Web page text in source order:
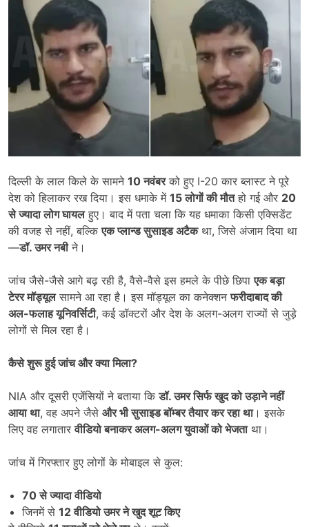
दिल्ली के लाल किले के सामने 10नवंबरको हुए I-20 कार ब्लास्ट ने पूरे
देश को हिलाकर रख दिया। इस धमाके में 15लोगों की मौतहो गई और 20
से ज्यादा लोग घायलहुए। बाद में पता चला कि यह धमाका किसी एक्सिडेंट
की वजह से नहीं, बल्किएक प्लान्ड सुसाइड अटैकथा, जिसे अंजाम दिया था
—डॉ. उमर नबीने।
जांच जैसे-जैसे आगे बढ़ रही है, वैसे-वैसे इस हमले के पीछे छिपाएक बड़ा
टेरर मॉड्यूलसामने आ रहा है। इस मॉड्यूल का कनेक्शनफरीदाबाद की
अल-फलाह यूनिवर्सिटी, कई डॉक्टरों और देश के अलग-अलग राज्यों से जुड़े
लोगों से मिल रहा है।
कैसे शुरू हुई जांच और क्या मिला?
NIA और दूसरी एजेंसियों ने बताया किडॉ. उमर सिर्फ खुद को उड़ाने नहीं
आया था, वह अपने जैसे और भी सुसाइड बॉम्बर तैयार कर रहा था। इसके
लिए वह लगातारवीडियो बनाकर अलग-अलग युवाओं को भेजताथा।
जांच में गिरफ्तार हुए लोगों के मोबाइल से कुल:
70से ज्यादा वीडियो
जिनमें से 12वीडियो उमर ने खुद शूट किए